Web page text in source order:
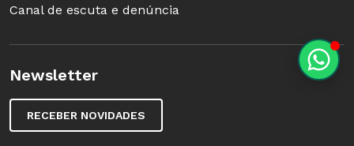
Canal de escuta e denúncia
Newsletter
RECEBER NOVIDADES